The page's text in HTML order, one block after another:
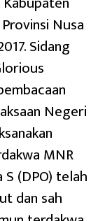
Nusa
Sidang
Negeri
MNR
(DPO) telah
dan sah